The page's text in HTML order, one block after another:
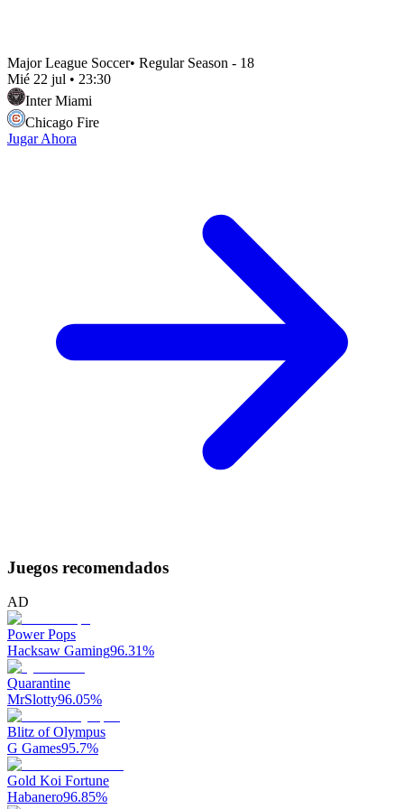
Major League Soccer• Regular Season - 18
Mié 22 jul • 23:30
Inter Miami
Chicago Fire
Jugar Ahora
Juegos recomendados
AD
Power Pops
Hacksaw Gaming96.31%
Quarantine
MrSlotty96.05%
Blitz of Olympus
G Games95.7%
Gold Koi Fortune
Habanero96.85%